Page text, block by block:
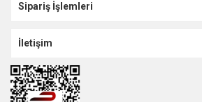
Sipariş İşlemleri
İletişim